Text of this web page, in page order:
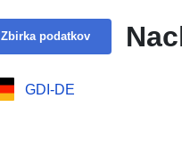
Zbirka podatkov
GDI-DE